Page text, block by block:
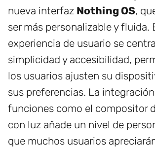
nueva interfaz Nothing OS,
ser más personalizable y fluida.
experiencia de usuario se
simplicidad y accesibilidad,
los usuarios ajusten su
sus preferencias. La
funciones como el compositor
con luz añade un nivel de
que muchos usuarios